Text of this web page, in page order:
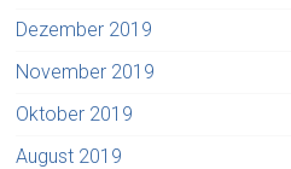
Dezember 2019
November 2019
Oktober 2019
August 2019